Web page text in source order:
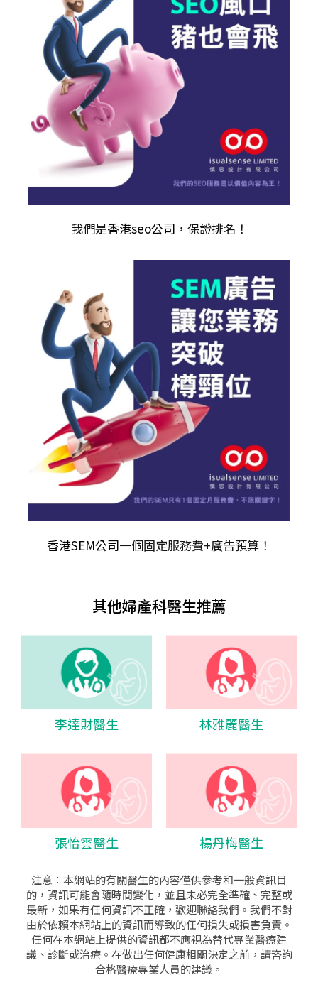
我們是香港seo公司 ，保證排名！
香港SEM公司一個固定服務費+廣告預算！
其他婦產科醫生推薦
李達財醫生 林雅麗醫生
張怡雲醫生 楊丹梅醫生
注意：本網站的有關醫生的內容僅供參考和一般資訊目
的，資訊可能會隨時間變化，並且未必完全準確、完整或
最新，如果有任何資訊不正確，歡迎聯絡我們。我們不對
由於依賴本網站上的資訊而導致的任何損失或損害負責。
任何在本網站上提供的資訊都不應視為替代專業醫療建
議、診斷或治療。在做出任何健康相關決定之前，請咨詢
合格醫療專業人員的建議。